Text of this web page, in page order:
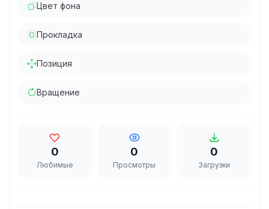
Цвет фона
Прокладка
Позиция
Вращение
0
Любимые
0
Просмотры
0
Загрузки